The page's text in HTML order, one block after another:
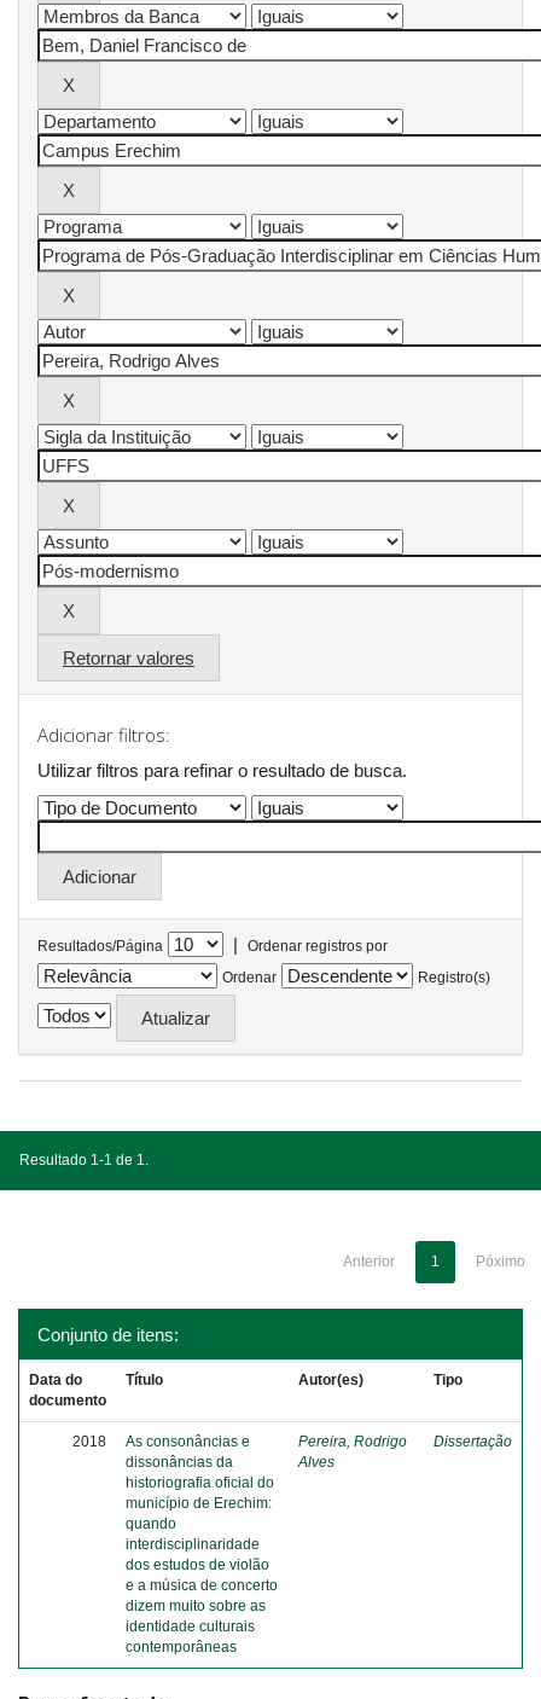
Retornar valores
Adicionar filtros:
Utilizar filtros para refinar o resultado de busca.
Resultados/Página |
Ordenar registros por
Ordenar
Registro(s)
Resultado 1-1 de 1.
Anterior 1 Póximo
Conjunto de itens:
Data do
documento
Título Autor(es) Tipo
2018
As consonâncias e
dissonâncias da
historiografia oficial do
município de Erechim:
quando
interdisciplinaridade
dos estudos de violão
e a música de concerto
dizem muito sobre as
identidade culturais
contemporâneas
Pereira, Rodrigo
Alves
Dissertação